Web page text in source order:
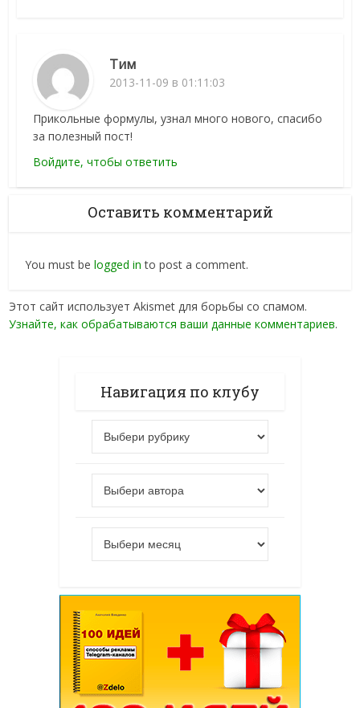
Тим
2013-11-09 в 01:11:03
Прикольные формулы, узнал много нового, спасибо
за полезный пост!
Войдите, чтобы ответить
Оставить комментарий
You must belogged in to post a comment.
Этот сайт использует Akismet для борьбы со спамом.
Узнайте, как обрабатываются ваши данные комментариев.
Навигация по клубу